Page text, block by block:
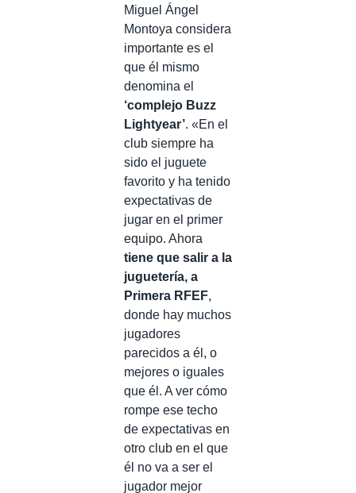
Miguel Ángel
Montoya considera
importante es el
que él mismo
denomina el
‘complejo Buzz
Lightyear’. «En el
club siempre ha
sido el juguete
favorito y ha tenido
expectativas de
jugar en el primer
equipo. Ahora
tiene que salir a la
juguetería, a
Primera RFEF,
donde hay muchos
jugadores
parecidos a él, o
mejores o iguales
que él. A ver cómo
rompe ese techo
de expectativas en
otro club en el que
él no va a ser el
jugador mejor